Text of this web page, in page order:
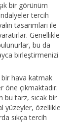
bir görünüm
tercih
tasarımları ile
Genellikle
bu da
birleştirmenizi
hava katmak
çıkmaktadır.
bu tarz, sıcak bir
yüzeyler, özellikle
sıkça tercih